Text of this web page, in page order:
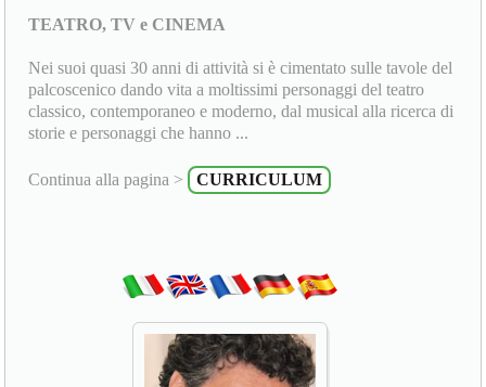
TEATRO, TV e CINEMA
Nei suoi quasi 30 anni di attività si è cimentato sulle tavole del
palcoscenico dando vita a moltissimi personaggi del teatro
classico, contemporaneo e moderno, dal musical alla ricerca di
storie e personaggi che hanno ...
Continua alla pagina > CURRICULUM